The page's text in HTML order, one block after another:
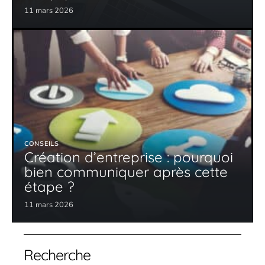
11 mars 2026
CONSEILS
Création d’entreprise : pourquoi
bien communiquer après cette
étape ?
11 mars 2026
Recherche